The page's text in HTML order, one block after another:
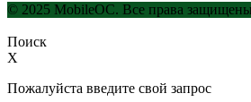
© 2025 MobileOC. Все права защищены
Поиск
X
Пожалуйста введите свой запрос